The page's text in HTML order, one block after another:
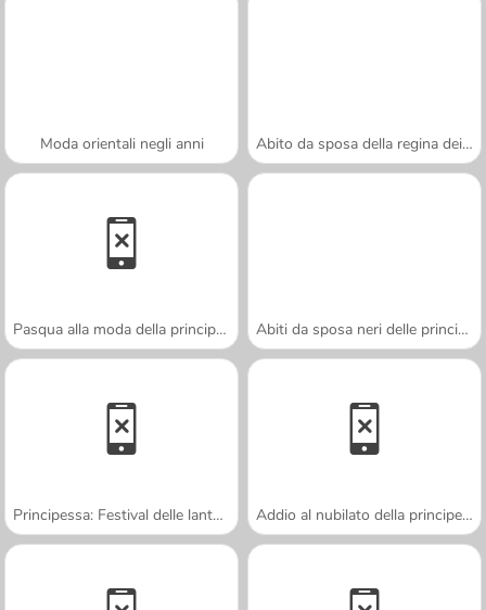
Moda orientali negli anni Abito da sposa della regina dei draghi
Pasqua alla moda della principessa Abiti da sposa neri delle principesse
Principessa: Festival delle lanterne Addio al nubilato della principessa